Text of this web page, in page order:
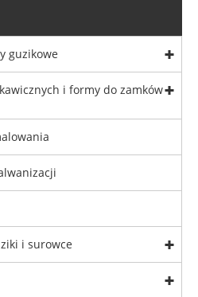
guzikowe
i formy do zamków
i surowce